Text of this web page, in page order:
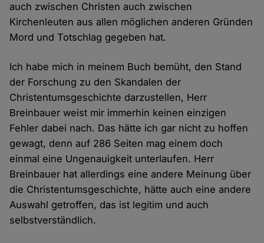
auch zwischen Christen auch zwischen
Kirchenleuten aus allen möglichen anderen Gründen
Mord und Totschlag gegeben hat.
Ich habe mich in meinem Buch bemüht, den Stand
der Forschung zu den Skandalen der
Christentumsgeschichte darzustellen, Herr
Breinbauer weist mir immerhin keinen einzigen
Fehler dabei nach. Das hätte ich gar nicht zu hoffen
gewagt, denn auf 286 Seiten mag einem doch
einmal eine Ungenauigkeit unterlaufen. Herr
Breinbauer hat allerdings eine andere Meinung über
die Christentumsgeschichte, hätte auch eine andere
Auswahl getroffen, das ist legitim und auch
selbstverständlich.